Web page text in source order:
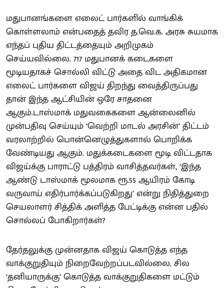
மதுபானங்களை எலைட் பார்களில் வாங்கிக்
கொள்ளலாம் என்பதைத் தவிர த.வெ.க. அரசு சுயமாக
எந்தப் புதிய திட்டத்தையும் அறிமுகம்
செய்யவில்லை. 717 மதுபானக் கடைகளை
மூடியதாகச் சொல்லி விட்டு அதை விட அதிகமான
எலைட் பார்களை விஜய் திறந்து வைத்திருப்பது
தான் இந்த ஆட்சியின் ஒரே சாதனை
ஆகும்.டாஸ்மாக் மதுவகைகளை ஆன்லைனில்
முன்பதிவு செய்யும் ‘வெற்றி மாடல் அரசின்’ திட்டம்
வரலாற்றில் பொன்னெழுத்துகளால் பொறிக்க
வேண்டியது ஆகும். மதுக்கடைகளை மூடி விட்டதாக
விஜய்க்கு பாராட்டு பத்திரம் வாசித்தவர்கள், ‘இந்த
ஆண்டு டாஸ்மாக் மூலமாக ரூ.55 ஆயிரம் கோடி
வருவாய் எதிர்பார்க்கப்படுகிறது’ என்று நிதித்துறை
செயலாளர் சித்திக் அளித்த பேட்டிக்கு என்ன பதில்
சொல்லப் போகிறார்கள்?
தேர்தலுக்கு முன்னதாக விஜய் கொடுத்த எந்த
வாக்குறுதியும் நிறைவேற்றப்படவில்லை. சில
‘தனியாருக்கு’ கொடுத்த வாக்குறுதிகளை மட்டும்